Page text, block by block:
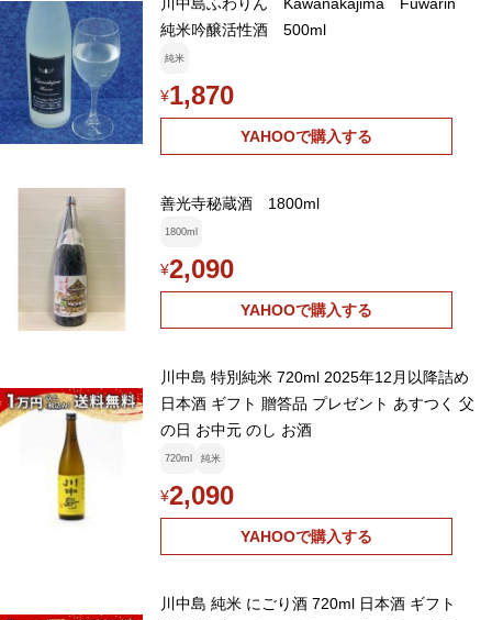
川中島ふわりん Kawanakajima Fuwarin
純米吟醸活性酒 500ml
純米
¥1,870
YAHOOで購入する
善光寺秘蔵酒 1800ml
1800ml
¥2,090
YAHOOで購入する
川中島 特別純米 720ml 2025年12月以降詰め
日本酒 ギフト 贈答品 プレゼント あすつく 父
の日 お中元 のし お酒
720ml 純米
¥2,090
YAHOOで購入する
川中島 純米 にごり酒 720ml 日本酒 ギフト